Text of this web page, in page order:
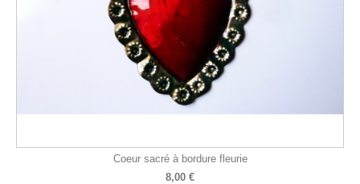
Coeur sacré à bordure fleurie
8,00 €